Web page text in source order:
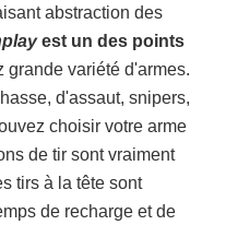
abstraction des
est un des points
grande variété d'armes.
d'assaut, snipers,
choisir votre arme
de tir sont vraiment
tirs à la tête sont
de recharge et de